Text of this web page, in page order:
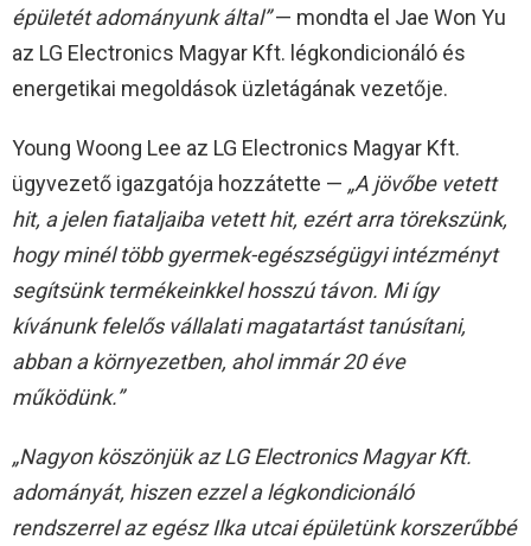
épületét adományunk által”— mondta el Jae Won Yu
az LG Electronics Magyar Kft. légkondicionáló és
energetikai megoldások üzletágának vezetője.
Young Woong Lee az LG Electronics Magyar Kft.
ügyvezető igazgatója hozzátette — „A jövőbe vetett
hit, a jelen fiataljaiba vetett hit, ezért arra törekszünk,
hogy minél több gyermek-egészségügyi intézményt
segítsünk termékeinkkel hosszú távon. Mi így
kívánunk felelős vállalati magatartást tanúsítani,
abban a környezetben, ahol immár 20 éve
működünk.”
„Nagyon köszönjük az LG Electronics Magyar Kft.
adományát, hiszen ezzel a légkondicionáló
rendszerrel az egész Ilka utcai épületünk korszerűbbé